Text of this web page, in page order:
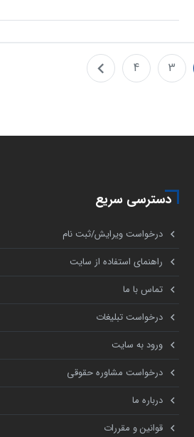
3
4
دسترسی سریع
درخواست ویرایش/ثبت نام
راهنمای استفاده از سایت
تماس با ما
درخواست تبلیغات
ورود به سایت
درخواست مشاوره حقوقی
درباره ما
قوانین و مقررات